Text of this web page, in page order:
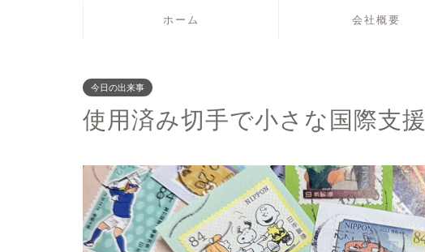
ホーム 会社概要
今日の出来事
使用済み切手で小さな国際支援